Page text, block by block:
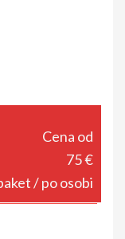
Cena od
75 €
/ po osobi